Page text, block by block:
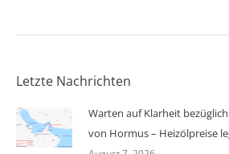
Letzte Nachrichten
Warten auf Klarheit
von Hormus – Heizölpreise